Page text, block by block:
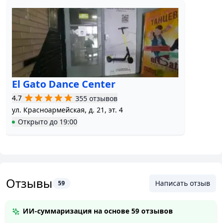
El Gato Dance Center
4.7
355 отзывов
ул. Красноармейская, д. 21, эт. 4
Открыто до 19:00
Отзывы 59 Написать отзыв
ИИ-суммаризация на основе 59 отзывов